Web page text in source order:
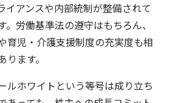
イアンスや内部統制が整備されて
。労働基準法の遵守はもちろん、
育児・介護支援制度の充実度も相
ます。
ルホワイトという等号は成り立ち